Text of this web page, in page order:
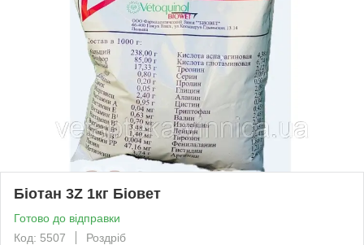
Біотан 3Z 1кг Біовет
Готово до відправки
Код: 5507
Роздріб